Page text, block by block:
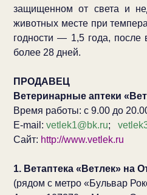
защищенном от света и
животных месте при
годности — 1,5 года,
более 28 дней.
ПРОДАВЕЦ
Ветеринарные аптеки
Время работы: с 9.00 до
E-mail: vetlek1@bk.ru;
Сайт: http://www.vetlek.ru
1. Ветаптека «Ветлек» на
(рядом с метро «Бульвар